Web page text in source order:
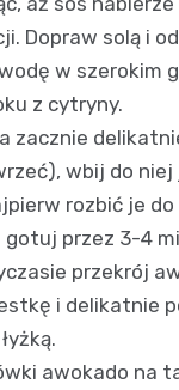
Dopraw solą i
w szerokim
z cytryny.
zacznie
wbij do niej
rozbić je do
gotuj przez 3-4
przekrój
i delikatnie
awokado na